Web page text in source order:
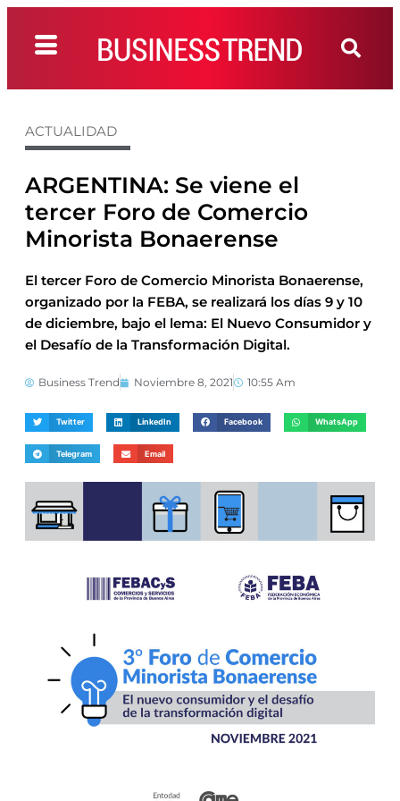
ACTUALIDAD
ARGENTINA: Se viene el
tercer Foro de Comercio
Minorista Bonaerense
El tercer Foro de Comercio Minorista Bonaerense,
organizado por la FEBA, se realizará los días 9 y 10
de diciembre, bajo el lema: El Nuevo Consumidor y
el Desafío de la Transformación Digital.
Business Trend Noviembre 8, 2021 10:55 Am
Twitter LinkedIn Facebook WhatsApp
Telegram Email